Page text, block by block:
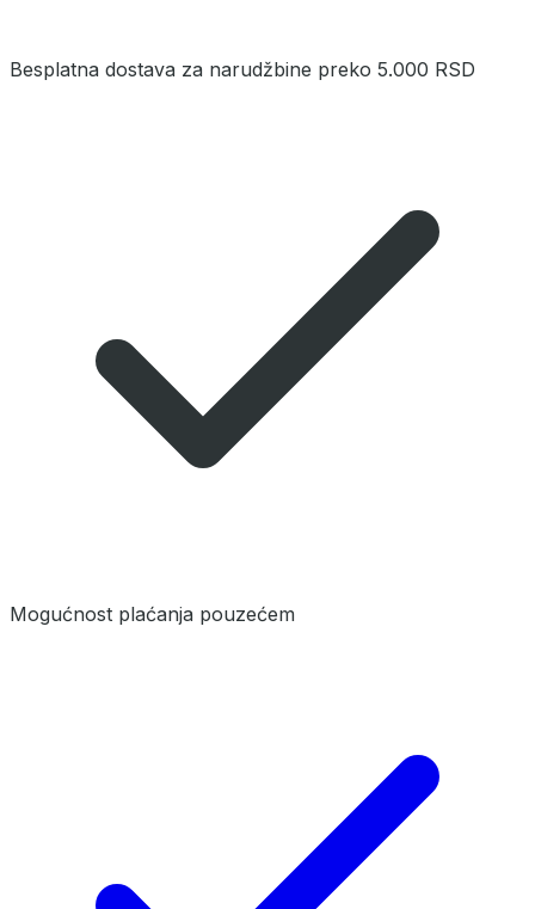
Besplatna dostava za narudžbine preko 5.000 RSD
Mogućnost plaćanja pouzećem